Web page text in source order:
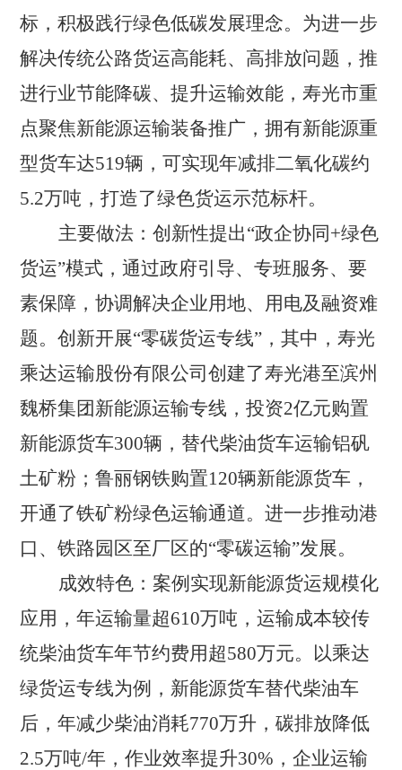
标，积极践行绿色低碳发展理念。为进一步
解决传统公路货运高能耗、高排放问题，推
进行业节能降碳、提升运输效能，寿光市重
点聚焦新能源运输装备推广，拥有新能源重
型货车达519辆，可实现年减排二氧化碳约
5.2万吨，打造了绿色货运示范标杆。
主要做法：创新性提出“政企协同+绿色
货运”模式，通过政府引导、专班服务、要
素保障，协调解决企业用地、用电及融资难
题。创新开展“零碳货运专线”，其中，寿光
乘达运输股份有限公司创建了寿光港至滨州
魏桥集团新能源运输专线，投资2亿元购置
新能源货车300辆，替代柴油货车运输铝矾
土矿粉；鲁丽钢铁购置120辆新能源货车，
开通了铁矿粉绿色运输通道。进一步推动港
口、铁路园区至厂区的“零碳运输”发展。
成效特色： 案例实现新能源货运规模化
应用，年运输量超610万吨，运输成本较传
统柴油货车年节约费用超580万元。以乘达
绿货运专线为例，新能源货车替代柴油车
后，年减少柴油消耗770万升，碳排放降低
2.5万吨/年，作业效率提升30%，企业运输